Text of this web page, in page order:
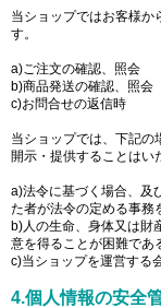
当ショップではお客様か
す。
a)ご注文の確認、照会
b)商品発送の確認、照会
c)お問合せの返信時
当ショップでは、下記の
開示・提供することはい
a)法令に基づく場合、及
た者が法令の定める事務
b)人の生命、身体又は財
意を得ることが困難であ
c)当ショップを運営する
4.個人情報の安全